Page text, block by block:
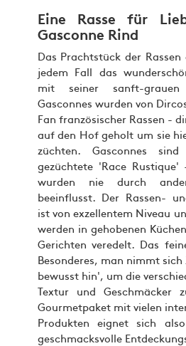
Eine Rasse für
Gasconne Rind
Das Prachtstück der
jedem Fall das
mit seiner sanft-
Gasconnes wurden von
Fan französischer Rassen -
auf den Hof geholt um sie
züchten. Gasconnes
gezüchtete 'Race
wurden nie durch
beeinflusst. Der Rassen-
ist von exzellentem Niveau
werden in gehobenen
Gerichten veredelt. Das
Besonderes, man nimmt
bewusst hin', um die
Textur und Geschmäcker
Gourmetpaket mit vielen
Produkten eignet sich
geschmacksvolle